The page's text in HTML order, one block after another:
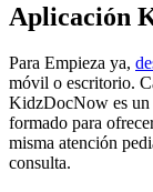
Aplicación
Para Empieza ya,
móvil o escritorio.
KidzDocNow es un
formado para
misma atención
consulta.